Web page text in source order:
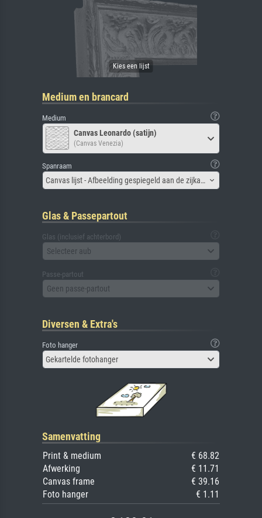
Medium en brancard
Medium
Canvas Leonardo (satijn)
(Canvas Venezia)
Spanraam
Canvas lijst - Afbeelding gespiegeld aan de zijkant
Glas & Passepartout
Glas (inclusief achterbord)
Selecteer aub
Passe-partout
Geen passe-partout
Diversen & Extra's
Foto hanger
Gekartelde fotohanger
Samenvatting
Print & medium
€ 68.82
Afwerking
€ 11.71
Canvas frame
€ 39.16
Foto hanger
€ 1.11